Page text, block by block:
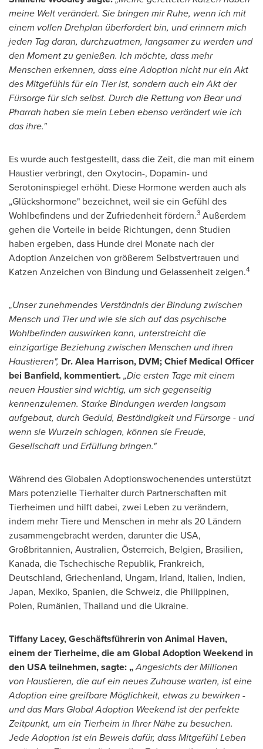
meine Welt verändert. Sie bringen mir Ruhe, wenn ich mit
einem vollen Drehplan überfordert bin, und erinnern mich
jeden Tag daran, durchzuatmen, langsamer zu werden und
den Moment zu genießen. Ich möchte, dass mehr
Menschen erkennen, dass eine Adoption nicht nur ein Akt
des Mitgefühls für ein Tier ist, sondern auch ein Akt der
Fürsorge für sich selbst. Durch die Rettung von Bear und
Pharrah haben sie mein Leben ebenso verändert wie ich
das ihre."
Es wurde auch festgestellt, dass die Zeit, die man mit einem
Haustier verbringt, den Oxytocin-, Dopamin- und
Serotoninspiegel erhöht. Diese Hormone werden auch als
„Glückshormone" bezeichnet, weil sie ein Gefühl des
Wohlbefindens und der Zufriedenheit fördern.3 Außerdem
gehen die Vorteile in beide Richtungen, denn Studien
haben ergeben, dass Hunde drei Monate nach der
Adoption Anzeichen von größerem Selbstvertrauen und
Katzen Anzeichen von Bindung und Gelassenheit zeigen.4
„Unser zunehmendes Verständnis der Bindung zwischen
Mensch und Tier und wie sie sich auf das psychische
Wohlbefinden auswirken kann, unterstreicht die
einzigartige Beziehung zwischen Menschen und ihren
Haustieren", Dr. Alea Harrison, DVM; Chief Medical Officer
bei Banfield, kommentiert.„Die ersten Tage mit einem
neuen Haustier sind wichtig, um sich gegenseitig
kennenzulernen. Starke Bindungen werden langsam
aufgebaut, durch Geduld, Beständigkeit und Fürsorge - und
wenn sie Wurzeln schlagen, können sie Freude,
Gesellschaft und Erfüllung bringen."
Während des Globalen Adoptionswochenendes unterstützt
Mars potenzielle Tierhalter durch Partnerschaften mit
Tierheimen und hilft dabei, zwei Leben zu verändern,
indem mehr Tiere und Menschen in mehr als 20 Ländern
zusammengebracht werden, darunter die USA,
Großbritannien, Australien, Österreich, Belgien, Brasilien,
Kanada, die Tschechische Republik, Frankreich,
Deutschland, Griechenland, Ungarn, Irland, Italien, Indien,
Japan, Mexiko, Spanien, die Schweiz, die Philippinen,
Polen, Rumänien, Thailand und die Ukraine.
Tiffany Lacey, Geschäftsführerin von Animal Haven,
einem der Tierheime, die am Global Adoption Weekend in
den USA teilnehmen, sagte: „Angesichts der Millionen
von Haustieren, die auf ein neues Zuhause warten, ist eine
Adoption eine greifbare Möglichkeit, etwas zu bewirken -
und das Mars Global Adoption Weekend ist der perfekte
Zeitpunkt, um ein Tierheim in Ihrer Nähe zu besuchen.
Jede Adoption ist ein Beweis dafür, dass Mitgefühl Leben